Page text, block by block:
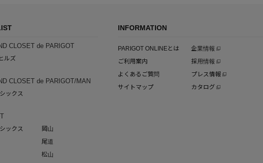
CLOSET de PARIGOT
ルズ
CLOSET de PARIGOT/MAN
ックス
ックス
岡山
尾道
松山
INFORMATION
PARIGOT ONLINEとは
ご利用案内
よくあるご質問
サイトマップ
企業情報
採用情報
プレス情報
カタログ